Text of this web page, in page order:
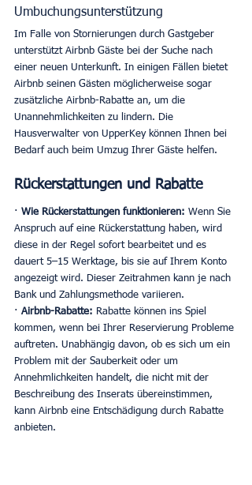
Umbuchungsunterstützung
Im Falle von Stornierungen durch Gastgeber
unterstützt Airbnb Gäste bei der Suche nach
einer neuen Unterkunft. In einigen Fällen bietet
Airbnb seinen Gästen möglicherweise sogar
zusätzliche Airbnb-Rabatte an, um die
Unannehmlichkeiten zu lindern. Die
Hausverwalter von UpperKey können Ihnen bei
Bedarf auch beim Umzug Ihrer Gäste helfen.
Rückerstattungen und Rabatte
· Wie Rückerstattungen funktionieren: Wenn Sie
Anspruch auf eine Rückerstattung haben, wird
diese in der Regel sofort bearbeitet und es
dauert 5–15 Werktage, bis sie auf Ihrem Konto
angezeigt wird. Dieser Zeitrahmen kann je nach
Bank und Zahlungsmethode variieren.
· Airbnb-Rabatte: Rabatte können ins Spiel
kommen, wenn bei Ihrer Reservierung Probleme
auftreten. Unabhängig davon, ob es sich um ein
Problem mit der Sauberkeit oder um
Annehmlichkeiten handelt, die nicht mit der
Beschreibung des Inserats übereinstimmen,
kann Airbnb eine Entschädigung durch Rabatte
anbieten.